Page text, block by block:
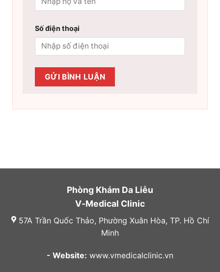
Số điện thoại
Phòng Khám Da Liễu
V-Medical Clinic
57A Trần Quốc Thảo, Phường Xuân Hòa, TP. Hồ Chí
Minh
- Website: www.vmedicalclinic.vn